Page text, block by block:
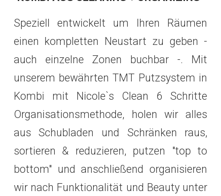
Speziell entwickelt um Ihren Räumen
einen kompletten Neustart zu geben -
auch einzelne Zonen buchbar -. Mit
unserem bewährten TMT Putzsystem in
Kombi mit Nicole`s Clean 6 Schritte
Organisationsmethode, holen wir alles
aus Schubladen und Schränken raus,
sortieren & reduzieren, putzen "top to
bottom" und anschließend organisieren
wir nach Funktionalität und Beauty unter